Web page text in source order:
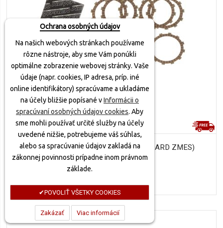
Ochrana osobných údajov
Na našich webových stránkach používame
rôzne nástroje, aby sme Vám ponúkli
optimálne zobrazenie webovej stránky. Vaše
údaje (napr. cookies, IP adresa, príp. iné
online identifikátory) spracúvame a ukladáme
na účely bližšie popísané vInformácii o
spracúvaní osobných údajov cookies. Aby
sme mohli používať určité služby na účely
uvedené nižšie, potrebujeme váš súhlas,
alebo sa spracúvanie údajov zakladá na
zákonnej povinnosti prípadne inom právnom
základe.
POVOLIŤ VŠETKY COOKIES
Zakázať Viac informácií
SADA SPOJKOVÝCH LAMIEL (ŠTANDARD ZMES)
NEWFREN (6 KS)